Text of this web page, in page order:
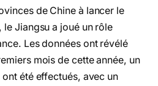
de Chine à lancer le
Jiangsu a joué un rôle
Les données ont révélé
mois de cette année, un
été effectués, avec un